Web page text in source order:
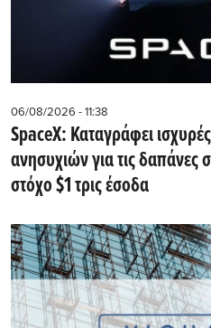
06/08/2026 - 11:38
SpaceX: Καταγράφει
ανησυχιών για τις δαπάνες
στόχο $1 τρις έσοδα